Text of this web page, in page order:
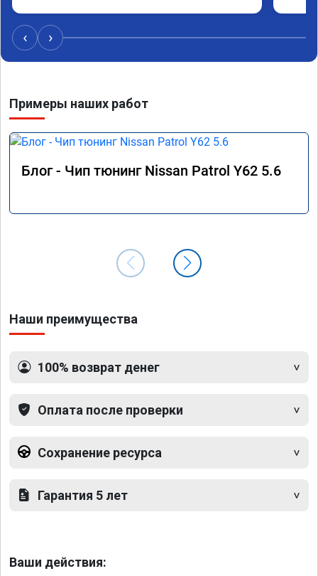
‹ ›
Примеры наших работ
Блог - Чип тюнинг Nissan Patrol Y62 5.6
Наши преимущества
100% возврат денег
Оплата после проверки
Сохранение ресурса
Гарантия 5 лет
Ваши действия: